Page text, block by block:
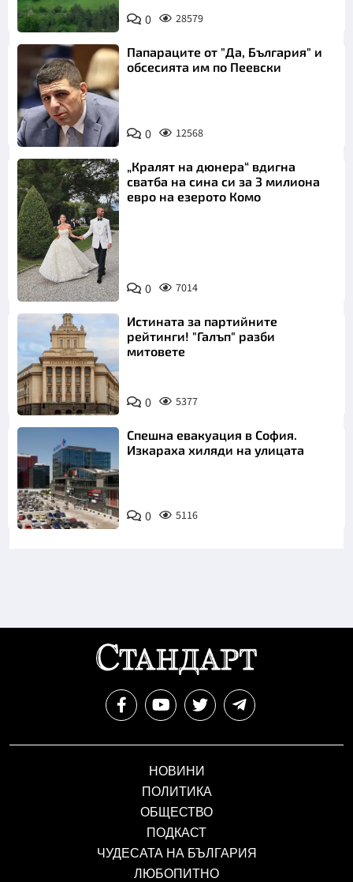
0 28579
Папараците от "Да, България" и
обсесията им по Пеевски
0 12568
Снимка:
Инстаграм
„Кралят на дюнера“ вдигна
сватба на сина си за 3 милиона
евро на езерото Комо
0 7014
Истината за партийните
рейтинги! "Галъп" разби
митовете
0 5377
Спешна евакуация в София.
Изкараха хиляди на улицата
0 5116
НОВИНИ
ПОЛИТИКА
ОБЩЕСТВО
ПОДКАСТ
ЧУДЕСАТА НА БЪЛГАРИЯ
ЛЮБОПИТНО